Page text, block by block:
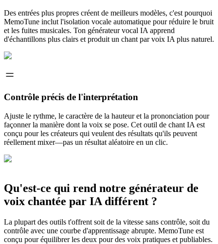
Des entrées plus propres créent de meilleurs modèles, c'est pourquoi
MemoTune inclut l'isolation vocale automatique pour réduire le bruit
et les fuites musicales. Ton générateur vocal IA apprend
d'échantillons plus clairs et produit un chant par voix IA plus naturel.
Contrôle précis de l'interprétation
Ajuste le rythme, le caractère de la hauteur et la prononciation pour
façonner la manière dont la voix se pose. Cet outil de chant IA est
conçu pour les créateurs qui veulent des résultats qu'ils peuvent
réellement mixer—pas un résultat aléatoire en un clic.
Qu'est-ce qui rend notre générateur de
voix chantée par IA différent ?
La plupart des outils t'offrent soit de la vitesse sans contrôle, soit du
contrôle avec une courbe d'apprentissage abrupte. MemoTune est
conçu pour équilibrer les deux pour des voix pratiques et publiables.